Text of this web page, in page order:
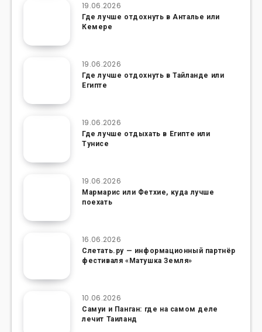
19.06.2026
Где лучше отдохнуть в Анталье или
Кемере
19.06.2026
Где лучше отдохнуть в Тайланде или
Египте
19.06.2026
Где лучше отдыхать в Египте или
Тунисе
19.06.2026
Мармарис или Фетхие, куда лучше
поехать
16.06.2026
Слетать.ру — информационный партнёр
фестиваля «Матушка Земля»
10.06.2026
Самуи и Панган: где на самом деле
лечит Таиланд